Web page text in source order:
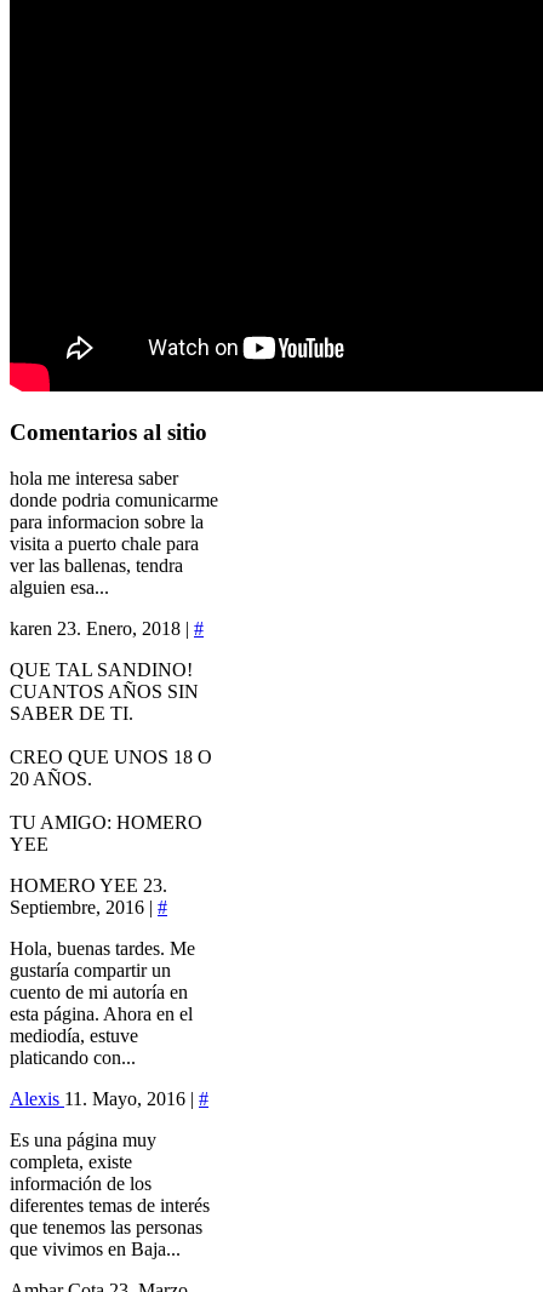
Comentarios al sitio
hola me interesa saber
donde podria comunicarme
para informacion sobre la
visita a puerto chale para
ver las ballenas, tendra
alguien esa...
karen 23. Enero, 2018 | #
QUE TAL SANDINO!
CUANTOS AÑOS SIN
SABER DE TI.
CREO QUE UNOS 18 O
20 AÑOS.
TU AMIGO: HOMERO
YEE
HOMERO YEE 23.
Septiembre, 2016 | #
Hola, buenas tardes. Me
gustaría compartir un
cuento de mi autoría en
esta página. Ahora en el
mediodía, estuve
platicando con...
Alexis 11. Mayo, 2016 | #
Es una página muy
completa, existe
información de los
diferentes temas de interés
que tenemos las personas
que vivimos en Baja...